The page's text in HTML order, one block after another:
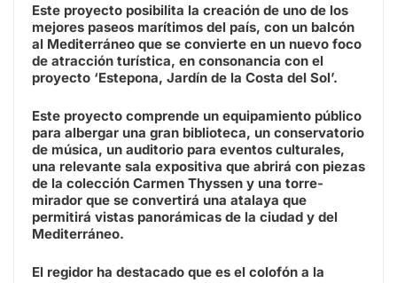
Este proyecto posibilita la creación de uno de los
mejores paseos marítimos del país, con un balcón
al Mediterráneo que se convierte en un nuevo foco
de atracción turística, en consonancia con el
proyecto ‘Estepona, Jardín de la Costa del Sol’.
Este proyecto comprende un equipamiento público
para albergar una gran biblioteca, un conservatorio
de música, un auditorio para eventos culturales,
una relevante sala expositiva que abrirá con piezas
de la colección Carmen Thyssen y una torre-
mirador que se convertirá una atalaya que
permitirá vistas panorámicas de la ciudad y del
Mediterráneo.
El regidor ha destacado que es el colofón a la